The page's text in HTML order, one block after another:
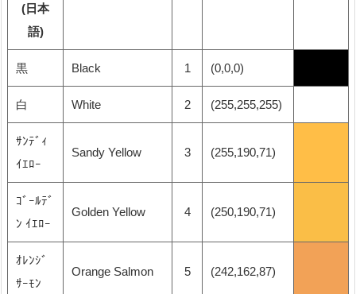
(日本
語)
黒 Black 1 (0,0,0)
白 White 2 (255,255,255)
ｻﾝﾃﾞｨ
ｲｴﾛｰ
Sandy Yellow 3 (255,190,71)
ｺﾞｰﾙﾃﾞ
ﾝ ｲｴﾛｰ
Golden Yellow 4 (250,190,71)
ｵﾚﾝｼﾞ
ｻｰﾓﾝ
Orange Salmon 5 (242,162,87)